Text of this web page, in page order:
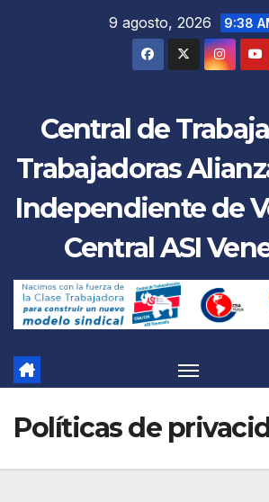
9 agosto, 2026 9:38
Central de
Trabajadoras
Independiente de
Central ASI
Políticas de